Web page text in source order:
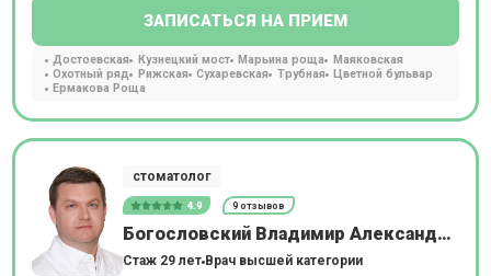
ЗАПИСАТЬСЯ НА ПРИЕМ
Достоевская Кузнецкий мост Марьина роща
Маяковская
Охотный ряд
Рижская Сухаревская Трубная
Цветной бульвар
Ермакова Роща
стоматолог
4.9 9 отзывов
Богословский Владимир Александрович
Стаж 29 лет Врач высшей категории